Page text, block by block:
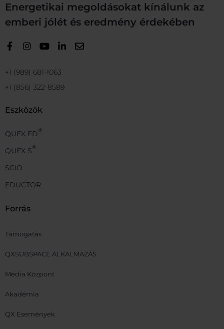
Energetikai megoldásokat kínálunk az
emberi jólét és eredmény érdekében
+1 (989) 681-1063
+1 (856) 322-8589
Eszközök
QUEX ED®
QUEX S®
SCIO
EDUCTOR
Forrás
Támogatás
QXSUBSPACE ALKALMAZÁS
Média Központ
Akadémia
QX Események